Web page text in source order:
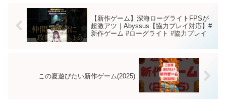
【新作ゲーム】深海ローグライトFPSが
超激アツ｜Abyssus【協力プレイ対応】#
新作ゲーム #ローグライト #協力プレイ
この夏遊びたい新作ゲーム(2025)